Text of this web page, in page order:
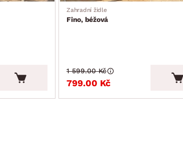
Zahradní židle
Fino, béžová
799.00 Kč
1 599.00 Kč